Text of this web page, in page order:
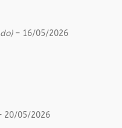
– 16/05/2026
20/05/2026